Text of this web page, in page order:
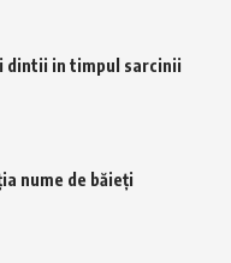
dintii in timpul sarcinii
nume de băieți